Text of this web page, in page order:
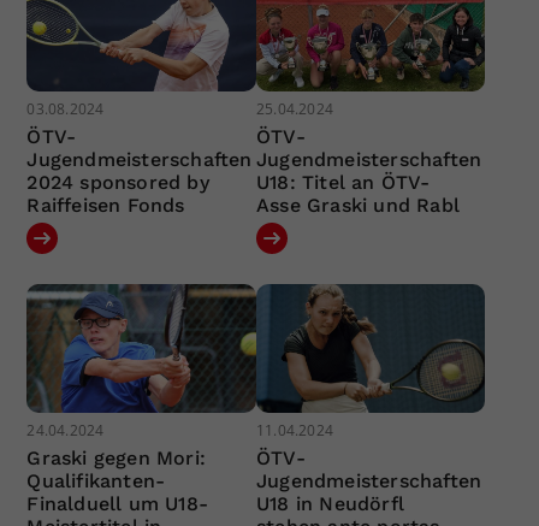
03.08.2024
ÖTV-
Jugendmeisterschaften
2024 sponsored by
Raiffeisen Fonds
25.04.2024
ÖTV-
Jugendmeisterschaften
U18: Titel an ÖTV-
Asse Graski und Rabl
24.04.2024
Graski gegen Mori:
Qualifikanten-
Finalduell um U18-
11.04.2024
ÖTV-
Jugendmeisterschaften
U18 in Neudörfl